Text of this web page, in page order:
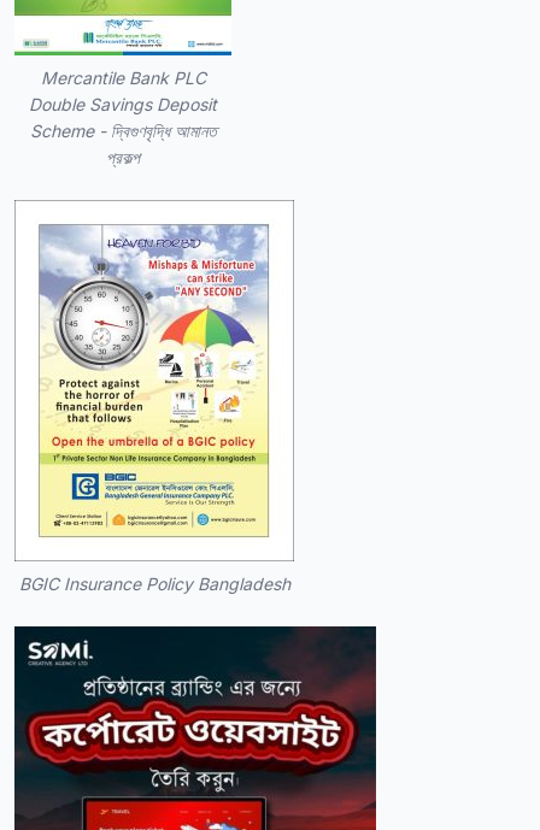
Mercantile Bank PLC
Double Savings Deposit
Scheme - দ্বিগুণবৃদ্ধি আমানত
প্রকল্প
BGIC Insurance Policy Bangladesh